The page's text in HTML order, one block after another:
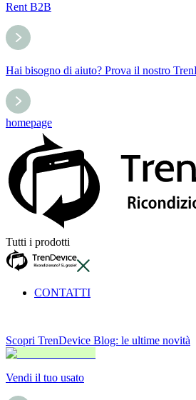
Rent B2B
Hai bisogno di aiuto? Prova il nostro
homepage
Tutti i prodotti
CONTATTI
Scopri TrenDevice Blog: le ultime novità
Vendi il tuo usato